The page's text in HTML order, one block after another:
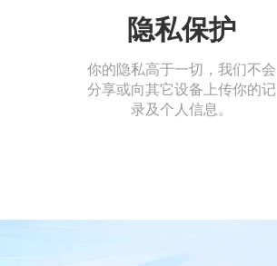
隐私保护
你的隐私高于一切，我们不会
分享或向其它设备上传你的记
录及个人信息。